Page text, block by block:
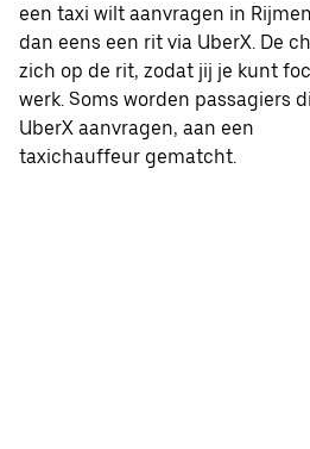
een taxi wilt aanvragen in
dan eens een rit via UberX. De
zich op de rit, zodat jij je kunt
werk. Soms worden passagiers
UberX aanvragen, aan een
taxichauffeur gematcht.